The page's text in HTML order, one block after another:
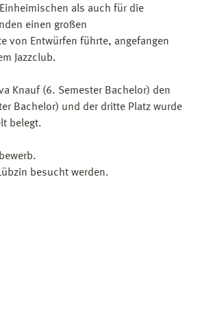
als auch für die
einen großen
von Entwürfen führte, angefangen
Jazzclub.
Knauf (6. Semester Bachelor) den
Bachelor) und der dritte Platz wurde
belegt.
besucht werden.